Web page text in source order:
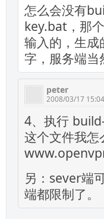
怎么会没有
key.bat，那
输入的，生
字，服务端当
peter
2008/03/17
4、执行
这个文件我
另：sever端
端都限制了。